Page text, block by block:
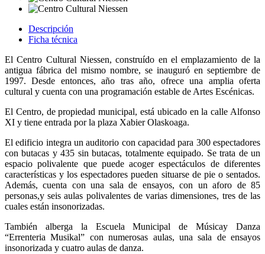
Descripción
Ficha técnica
El Centro Cultural Niessen, construído en el emplazamiento de la
antigua fábrica del mismo nombre, se inauguró en septiembre de
1997. Desde entonces, año tras año, ofrece una amplia oferta
cultural y cuenta con una programación estable de Artes Escénicas.
El Centro, de propiedad municipal, está ubicado en la calle Alfonso
XI y tiene entrada por la plaza Xabier Olaskoaga.
El edificio integra un auditorio con capacidad para 300 espectadores
con butacas y 435 sin butacas, totalmente equipado. Se trata de un
espacio polivalente que puede acoger espectáculos de diferentes
características y los espectadores pueden situarse de pie o sentados.
Además, cuenta con una sala de ensayos, con un aforo de 85
personas,y seis aulas polivalentes de varias dimensiones, tres de las
cuales están insonorizadas.
También alberga la Escuela Municipal de Músicay Danza
“Errenteria Musikal” con numerosas aulas, una sala de ensayos
insonorizada y cuatro aulas de danza.